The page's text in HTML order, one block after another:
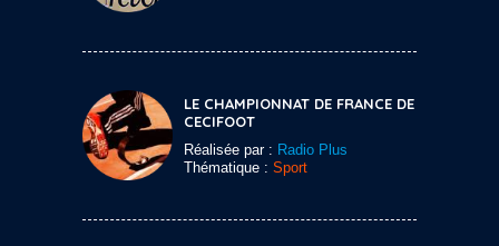
LE CHAMPIONNAT DE FRANCE DE
CECIFOOT
Réalisée par : Radio Plus
Thématique : Sport